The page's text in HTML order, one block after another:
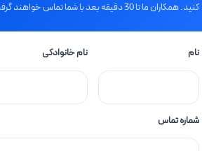
کنید. همکاران ما تا 30 دقیقه بعد با شما تماس خواهند گرفت.
نام نام خانوادگی
شماره تماس